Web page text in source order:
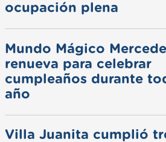
ocupación plena
Mundo Mágico
renueva para celebrar
cumpleaños durante
año
Villa Juanita cumplió